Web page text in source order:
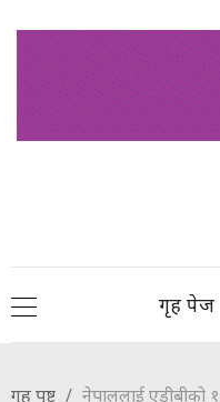
गृह पेज
गृह पृष्ट नेपाललाई